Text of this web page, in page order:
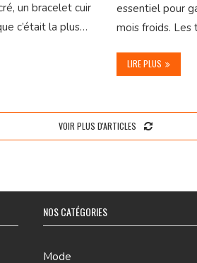
un bracelet cuir
c’était la plus…
essentiel pour
mois froids. Les
LIRE PLUS
VOIR PLUS D'ARTICLES
NOS CATÉGORIES
Mode